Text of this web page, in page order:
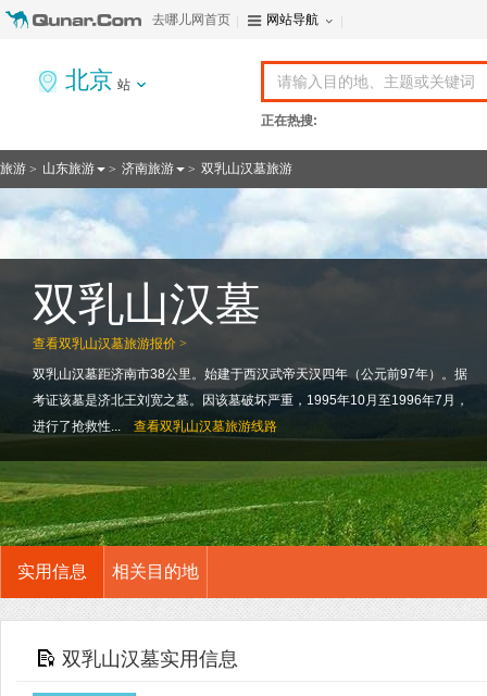
去哪儿网首页 网站导航
北京 站
正在热搜:
旅游 > 山东旅游 > 济南旅游 > 双乳山汉墓旅游
查看双乳山汉墓旅游报价 >
双乳山汉墓
双乳山汉墓距济南市38公里。始建于西汉武帝天汉四年（公元前97年）。据
考证该墓是济北王刘宽之墓。因该墓破坏严重，1995年10月至1996年7月，
进行了抢救性...
查看双乳山汉墓旅游线路
实用信息 相关目的地
双乳山汉墓实用信息